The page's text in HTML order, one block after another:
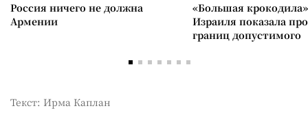
Россия ничего не должна
Армении
«Большая
Израиля показала
границ допустимого
Текст: Ирма Каплан